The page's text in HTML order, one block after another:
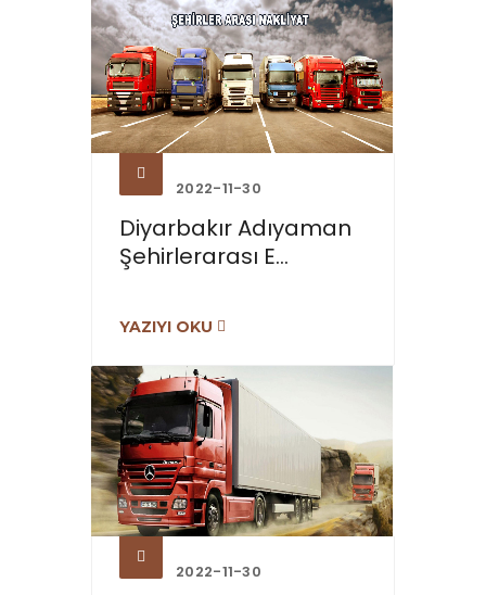
2022-11-30
Diyarbakır Adıyaman
Şehirlerarası E...
YAZIYI OKU
2022-11-30